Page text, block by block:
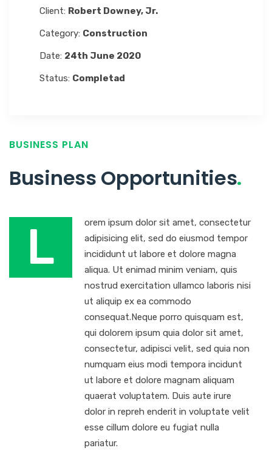
Client: Robert Downey, Jr.
Category: Construction
Date: 24th June 2020
Status: Completad
BUSINESS PLAN
Business Opportunities.
L
orem ipsum dolor sit amet, consectetur
adipisicing elit, sed do eiusmod tempor
incididunt ut labore et dolore magna
aliqua. Ut enimad minim veniam, quis
nostrud exercitation ullamco laboris nisi
ut aliquip ex ea commodo
consequat.Neque porro quisquam est,
qui dolorem ipsum quia dolor sit amet,
consectetur, adipisci velit, sed quia non
numquam eius modi tempora incidunt
ut labore et dolore magnam aliquam
quaerat voluptatem. Duis aute irure
dolor in repreh enderit in voluptate velit
esse cillum dolore eu fugiat nulla
pariatur.